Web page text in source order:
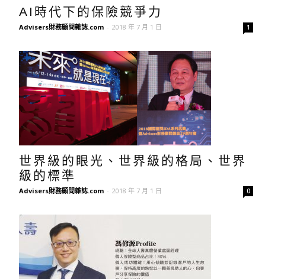
AI時代下的保險競爭力
Advisers財務顧問雜誌.com - 2018 年 7 月 1 日 1
世界級的眼光、世界級的格局、世界
級的標準
Advisers財務顧問雜誌.com - 2018 年 7 月 1 日 0